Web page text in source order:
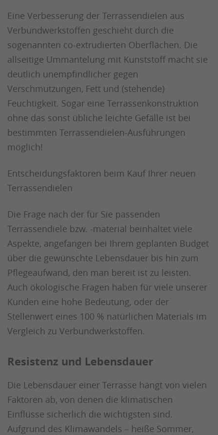
Eine Verbesserung der Terrassendielen aus
Verbundwerkstoffen geschieht durch die
sogenannten co-extrudierten Oberflächen. Die
allseitige Ummantelung mit Kunststoff macht sie
deutlich unempfindlicher gegen
Verschmutzungen, Fett und (stehende)
Feuchtigkeit. Sogar eine Terrassenkonstruktion
ohne das sonst übliche leichte Gefälle ist bei
bestimmten Terrassendielen-Ausführungen
möglich!
Entscheidungsfaktoren beim Kauf Ihrer neuen
Terrassendielen
Die Frage nach der für Sie passenden
Terrassendiele bzw. -material beinhaltet viele
Aspekte, angefangen bei Ihrem geplanten Budget
über die gewünschte Lebensdauer bis hin zum
Pflegeaufwand, den man bereit ist zu leisten.
Auch ökologische Fragen haben für viele unserer
Kunden eine hohe Bedeutung, oder der
Stellenwert eines 100 % natürlichen Materials im
Vergleich zu Verbundwerkstoffen.
Resistenz und Lebensdauer
Die Lebensdauer einer Terrasse hängt von vielen
Faktoren ab, von denen die klimatischen
Einflüsse sicherlich die wichtigsten sind.
Aufgrund des Klimawandels – heiße Sommer,